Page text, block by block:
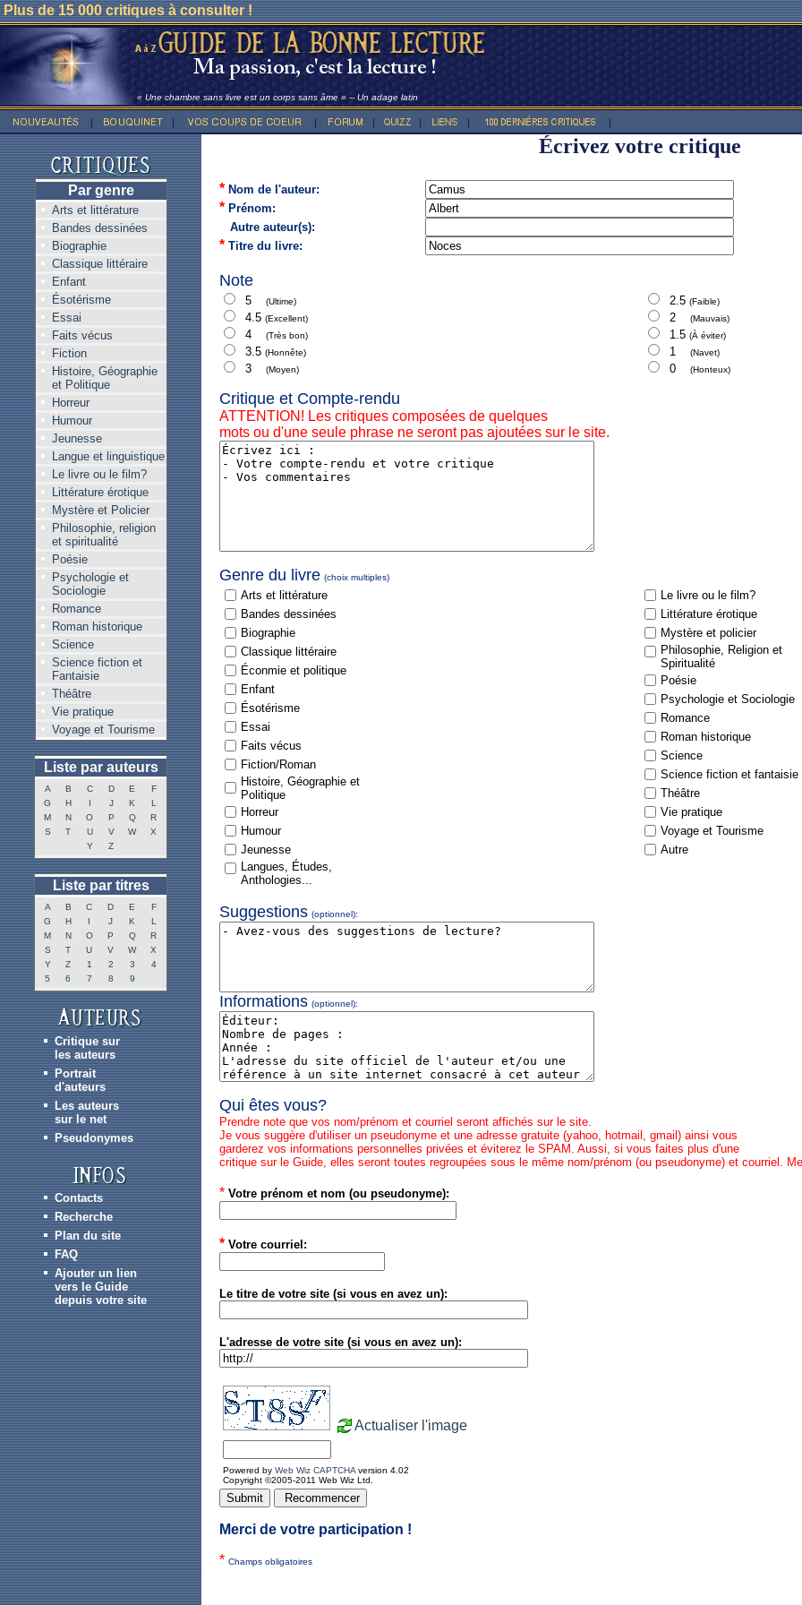
Plus de 15 000 critiques à consulter !
« Une chambre sans livre est un corps sans âme » -- Un adage latin
Par genre
Arts et littérature
Bandes dessinées
Biographie
Classique littéraire
Enfant
Ésotérisme
Essai
Faits vécus
Fiction
Histoire, Géographie
et Politique
Horreur
Humour
Jeunesse
Langue et linguistique
Le livre ou le film?
Littérature érotique
Mystère et Policier
Philosophie, religion
et spiritualité
Poésie
Psychologie et
Sociologie
Romance
Roman historique
Science
Science fiction et
Fantaisie
Théâtre
Vie pratique
Voyage et Tourisme
Liste par auteurs
A B C D E
F
G
H I J K
L
M
N O P Q
R
S
T U V W
X
Y
Z
Liste par titres
A B C D E
F
G
H I J K
L
M
N O P Q
R
S
T U V W
X
Y
Z 1 2 3
4
5
6 7 8 9
Critique sur
les auteurs
Portrait
d'auteurs
Les auteurs
sur le net
Pseudonymes
Contacts
Recherche
Plan du site
FAQ
Ajouter un lien
vers le Guide
depuis votre site
Écrivez votre critique
* Nom de l'auteur:
* Prénom:
Autre auteur(s):
* Titre du livre:
Note
5 (Ultime)
4.5 (Excellent)
4 (Très bon)
3.5 (Honnête)
3 (Moyen)
2.5 (Faible)
2 (Mauvais)
1.5 (À éviter)
1 (Navet)
0 (Honteux)
Critique et Compte-rendu
ATTENTION! Les critiques composées de quelques
mots ou d'une seule phrase ne seront pas ajoutées sur le site.
Genre du livre (choix multiples)
Arts et littérature
Bandes dessinées
Biographie
Classique littéraire
Éconmie et politique
Enfant
Ésotérisme
Essai
Faits vécus
Fiction/Roman
Histoire, Géographie et
Politique
Horreur
Humour
Jeunesse
Langues, Études,
Anthologies...
Le livre ou le film?
Littérature érotique
Mystère et policier
Philosophie, Religion et
Spiritualité
Poésie
Psychologie et Sociologie
Romance
Roman historique
Science
Science fiction et fantaisie
Théâtre
Vie pratique
Voyage et Tourisme
Autre
Suggestions (optionnel):
Informations (optionnel):
Qui êtes vous?
Prendre note que vos nom/prénom et courriel seront affichés sur le site.
Je vous suggère d'utiliser un pseudonyme et une adresse gratuite (yahoo, hotmail, gmail) ainsi vous
garderez vos informations personnelles privées et éviterez le SPAM. Aussi, si vous faites plus d'une
critique sur le Guide, elles seront toutes regroupées sous le même nom/prénom (ou pseudonyme) et courriel.
* Votre prénom et nom (ou pseudonyme):
* Votre courriel:
Le titre de votre site (si vous en avez un):
L'adresse de votre site (si vous en avez un):
Actualiser l'image
Powered by Web Wiz CAPTCHA version 4.02
Copyright ©2005-2011 Web Wiz Ltd.
Merci de votre participation !
* Champs obligatoires